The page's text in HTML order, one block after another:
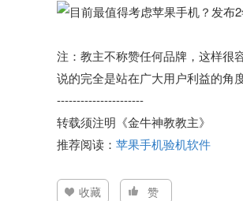
注：教主不称赞任何品牌，这样很
说的完全是站在广大用户利益的角
----------------------
转载须注明《金牛神教教主》
推荐阅读： 苹果手机验机软件
收藏 赞